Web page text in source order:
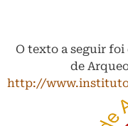
O texto a seguir
de
http://